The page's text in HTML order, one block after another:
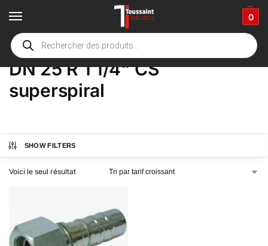
0
Accueil boutique / Product Options
DN 25 R 1 1/4" CS
superspiral
SHOW FILTERS
Voici le seul résultat